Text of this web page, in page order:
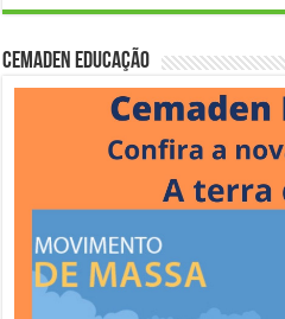
Cemaden Educação